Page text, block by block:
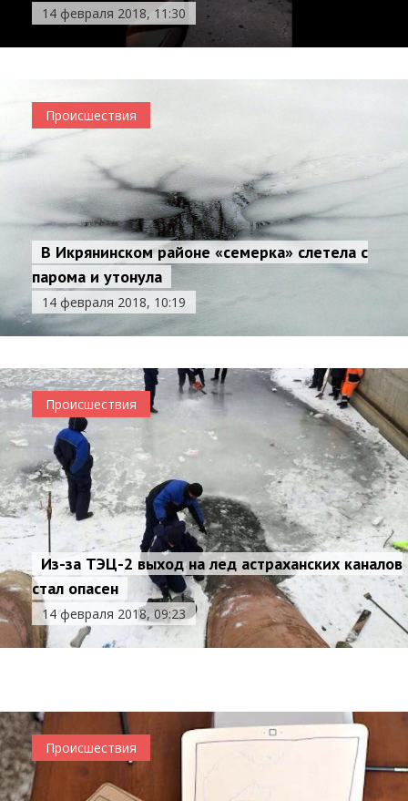
14 февраля 2018, 11:30
Происшествия
В Икрянинском районе «семерка» слетела с
парома и утонула
14 февраля 2018, 10:19
Происшествия
Из-за ТЭЦ-2 выход на лед астраханских каналов
стал опасен
14 февраля 2018, 09:23
Тело девушки нашли прохожие в микрорайоне
Бабаевского
13 февраля 2018, 14:32
Происшествия